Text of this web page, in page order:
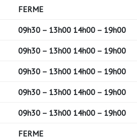
FERME
09h30 – 13h00 14h00 – 19h00
09h30 – 13h00 14h00 – 19h00
09h30 – 13h00 14h00 – 19h00
09h30 – 13h00 14h00 – 19h00
09h30 – 13h00 14h00 – 19h00
FERME